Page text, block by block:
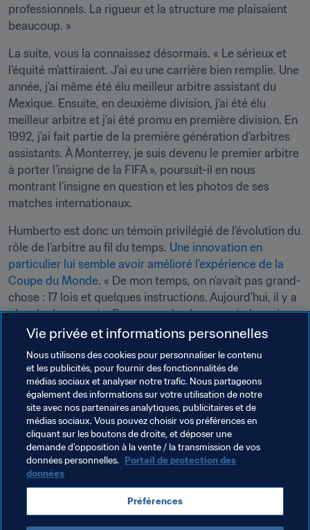
professionnels. La rigueur et la structure me plaisaient
beaucoup. »
La suite, vous la connaissez désormais. « Le sérieux et
l’équité m’attiraient. J’ai eu une carrière bien remplie. Une
année, j’ai même été élu meilleur arbitre assistant du
Mexique. Ensuite, en deuxième division, j’ai été élu
meilleur arbitre et j’ai été promu en première division. En
1992, j’ai fait partie de la première génération d’arbitres
assistants. À Monterrey, je suis devenu le premier arbitre
à porter l’insigne de la FIFA », poursuit-il en nous
montrant l’insigne en question et les photos de ses
matches internationaux.
Humberto est donc un témoin privilégié de l’évolution du
rôle de l’arbitre au fil du temps. Une innovation en
particulier lui semble avoir amélioré l’expérience de la
Coupe du Monde. « De mon temps, on n’avait pas grand-
chose : 17 lois et quelques instructions. Aujourd’hui, il y a
plus de documents. Beaucoup de choses ont changé,
notamment avec l’introduction de la VAR, qui est à mes
pour aider les arbitres ou améliorer le football, je suis
cent pour cent d’accord ! »
Thèmes en lien
Arbitrage Organisation
Coupe du Monde de la FIFA 2026™ Mexico
Concacaf
Vie privée et informations personnelles
Nous utilisons des cookies pour personnaliser le contenu
et les publicités, pour fournir des fonctionnalités de
médias sociaux et analyser notre trafic. Nous partageons
également des informations sur votre utilisation de notre
site avec nos partenaires analytiques, publicitaires et de
médias sociaux. Vous pouvez choisir vos préférences en
cliquant sur les boutons de droite, et déposer une
demande d’opposition à la vente / la transmission de vos
données personnelles. Portail de protection des
données
Préférences